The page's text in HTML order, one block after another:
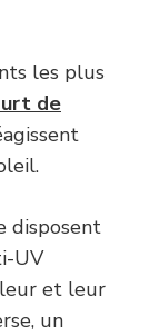
les plus
de
disposent
UV
et leur
un